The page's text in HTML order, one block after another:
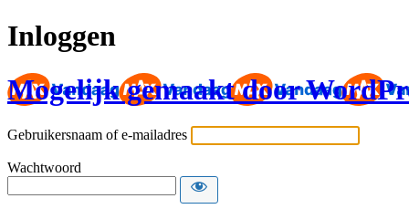
Inloggen
Mogelijk gemaakt door
Gebruikersnaam of e-mailadres
Wachtwoord